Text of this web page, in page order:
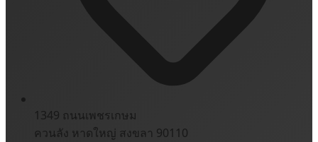
1349 ถนนเพชรเกษม
ควนลัง หาดใหญ่ สงขลา 90110